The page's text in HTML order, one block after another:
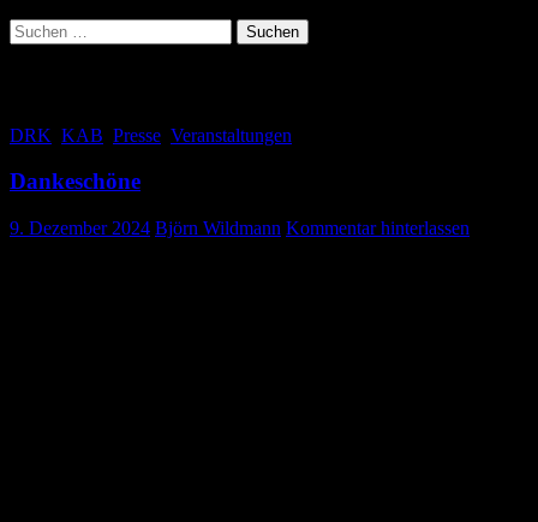
Suchen
nach:
DRK KAB Presse Veranstaltungen
Dankeschöne
9. Dezember 2024 Björn Wildmann Kommentar hinterlassen